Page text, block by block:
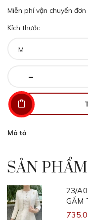
Miễn phí vận chuyển
Kích thước
-
Mô tả
SẢN
23/
GẤM